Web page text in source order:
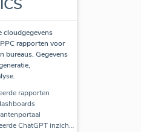
cloudgegevens
rapporten voor
bureaus. Gegevens
rapporten
Geautomatiseerde ChatGPT inzichten